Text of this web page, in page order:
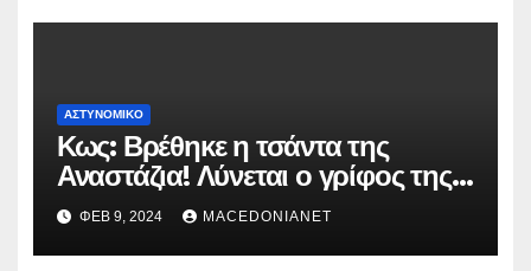
ΑΣΤΥΝΟΜΙΚΌ
Κως: Βρέθηκε η τσάντα της
Αναστάζια! Λύνεται ο γρίφος της
δολοφονίας
ΦΕΒ 9, 2024 MACEDONIANET